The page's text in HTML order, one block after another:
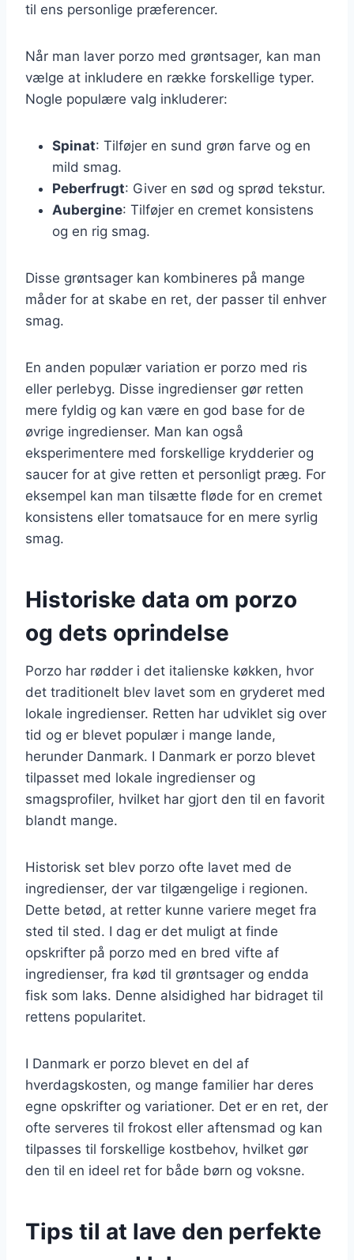
til ens personlige præferencer.
Når man laver porzo med grøntsager, kan man
vælge at inkludere en række forskellige typer.
Nogle populære valg inkluderer:
Spinat: Tilføjer en sund grøn farve og en
mild smag.
Peberfrugt: Giver en sød og sprød tekstur.
Aubergine: Tilføjer en cremet konsistens
og en rig smag.
Disse grøntsager kan kombineres på mange
måder for at skabe en ret, der passer til enhver
smag.
En anden populær variation er porzo med ris
eller perlebyg. Disse ingredienser gør retten
mere fyldig og kan være en god base for de
øvrige ingredienser. Man kan også
eksperimentere med forskellige krydderier og
saucer for at give retten et personligt præg. For
eksempel kan man tilsætte fløde for en cremet
konsistens eller tomatsauce for en mere syrlig
smag.
Historiske data om porzo
og dets oprindelse
Porzo har rødder i det italienske køkken, hvor
det traditionelt blev lavet som en gryderet med
lokale ingredienser. Retten har udviklet sig over
tid og er blevet populær i mange lande,
herunder Danmark. I Danmark er porzo blevet
tilpasset med lokale ingredienser og
smagsprofiler, hvilket har gjort den til en favorit
blandt mange.
Historisk set blev porzo ofte lavet med de
ingredienser, der var tilgængelige i regionen.
Dette betød, at retter kunne variere meget fra
sted til sted. I dag er det muligt at finde
opskrifter på porzo med en bred vifte af
ingredienser, fra kød til grøntsager og endda
fisk som laks. Denne alsidighed har bidraget til
rettens popularitet.
I Danmark er porzo blevet en del af
hverdagskosten, og mange familier har deres
egne opskrifter og variationer. Det er en ret, der
ofte serveres til frokost eller aftensmad og kan
tilpasses til forskellige kostbehov, hvilket gør
den til en ideel ret for både børn og voksne.
Tips til at lave den perfekte